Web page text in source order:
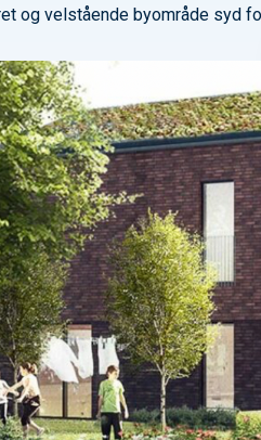
og velstående byområde syd